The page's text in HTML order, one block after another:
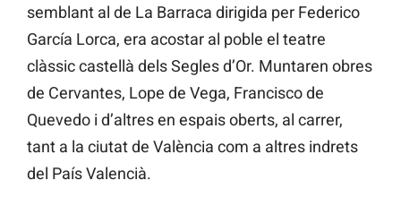
semblant al de La Barraca dirigida per Federico
García Lorca, era acostar al poble el teatre
clàssic castellà dels Segles d’Or. Muntaren obres
de Cervantes, Lope de Vega, Francisco de
Quevedo i d’altres en espais oberts, al carrer,
tant a la ciutat de València com a altres indrets
del País Valencià.